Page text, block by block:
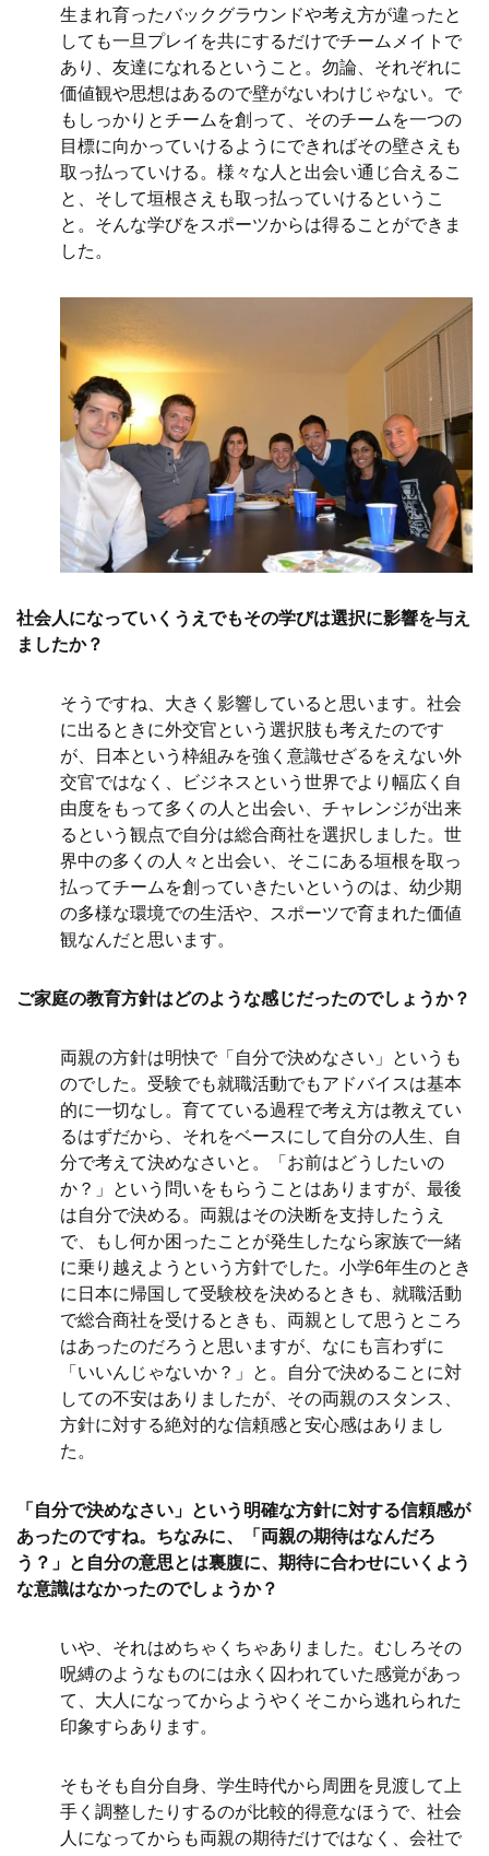
生まれ育ったバックグラウンドや考え方が違ったと
しても一旦プレイを共にするだけでチームメイトで
あり、友達になれるということ。勿論、それぞれに
価値観や思想はあるので壁がないわけじゃない。で
もしっかりとチームを創って、そのチームを一つの
目標に向かっていけるようにできればその壁さえも
取っ払っていける。様々な人と出会い通じ合えるこ
と、そして垣根さえも取っ払っていけるというこ
と。そんな学びをスポーツからは得ることができま
した。
社会人になっていくうえでもその学びは選択に影響を与え
ましたか？
そうですね、大きく影響していると思います。社会
に出るときに外交官という選択肢も考えたのです
が、日本という枠組みを強く意識せざるをえない外
交官ではなく、ビジネスという世界でより幅広く自
由度をもって多くの人と出会い、チャレンジが出来
るという観点で自分は総合商社を選択しました。世
界中の多くの人々と出会い、そこにある垣根を取っ
払ってチームを創っていきたいというのは、幼少期
の多様な環境での生活や、スポーツで育まれた価値
観なんだと思います。
ご家庭の教育方針はどのような感じだったのでしょうか？
両親の方針は明快で「自分で決めなさい」というも
のでした。受験でも就職活動でもアドバイスは基本
的に一切なし。育てている過程で考え方は教えてい
るはずだから、それをベースにして自分の人生、自
分で考えて決めなさいと。「お前はどうしたいの
か？」という問いをもらうことはありますが、最後
は自分で決める。両親はその決断を支持したうえ
で、もし何か困ったことが発生したなら家族で一緒
に乗り越えようという方針でした。小学6年生のとき
に日本に帰国して受験校を決めるときも、就職活動
で総合商社を受けるときも、両親として思うところ
はあったのだろうと思いますが、なにも言わずに
「いいんじゃないか？」と。自分で決めることに対
しての不安はありましたが、その両親のスタンス、
方針に対する絶対的な信頼感と安心感はありまし
た。
「自分で決めなさい」という明確な方針に対する信頼感が
あったのですね。ちなみに、「両親の期待はなんだろ
う？」と自分の意思とは裏腹に、期待に合わせにいくよう
な意識はなかったのでしょうか？
いや、それはめちゃくちゃありました。むしろその
呪縛のようなものには永く囚われていた感覚があっ
て、大人になってからようやくそこから逃れられた
印象すらあります。
そもそも自分自身、学生時代から周囲を見渡して上
手く調整したりするのが比較的得意なほうで、社会
人になってからも両親の期待だけではなく、会社で